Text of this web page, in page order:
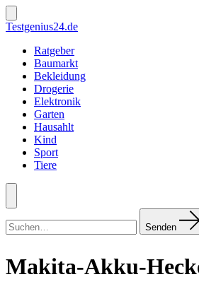
Zum
Inhalt
springen
Suche
ein-/ausblenden
Testgenius24.de
Ratgeber
Baumarkt
Bekleidung
Drogerie
Elektronik
Garten
Hausahlt
Kind
Sport
Tiere
Menü
nach:
Senden
Makita-Akku-